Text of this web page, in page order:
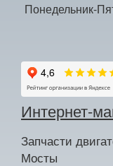
Понедельник-
Интернет-
Запчасти
Мосты